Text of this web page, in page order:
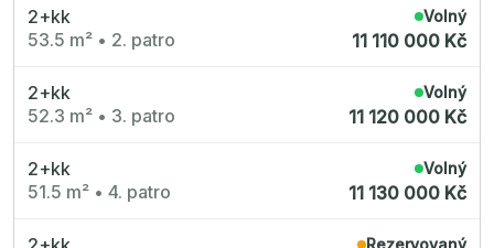
2+kk
53.5 m² • 2. patro
Volný
11 110 000 Kč
2+kk
52.3 m² • 3. patro
Volný
11 120 000 Kč
2+kk
51.5 m² • 4. patro
Volný
11 130 000 Kč
Rezervovaný